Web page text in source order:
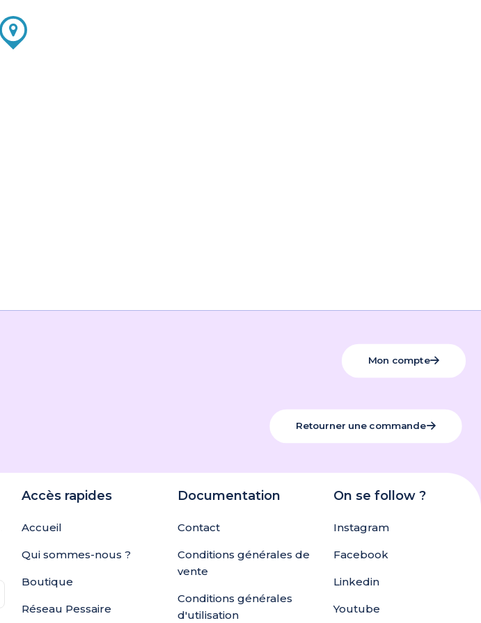
Mon compte
Retourner une commande
Accès rapides
Accueil
Qui sommes-nous ?
Boutique
Réseau Pessaire
Documentation
Contact
Conditions générales de
vente
Conditions générales
d'utilisation
On se follow ?
Instagram
Facebook
Linkedin
Youtube